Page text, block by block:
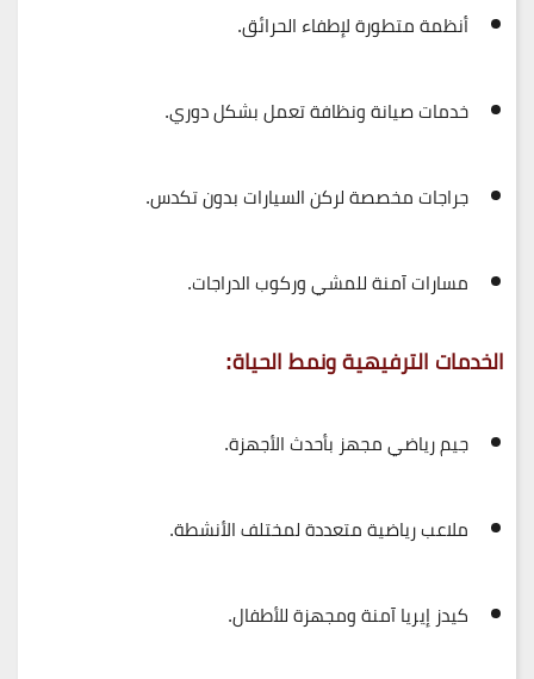
أنظمة متطورة لإطفاء الحرائق.
خدمات صيانة ونظافة تعمل بشكل دوري.
جراجات مخصصة لركن السيارات بدون تكدس.
مسارات آمنة للمشي وركوب الدراجات.
الخدمات الترفيهية ونمط الحياة:
جيم رياضي مجهز بأحدث الأجهزة.
ملاعب رياضية متعددة لمختلف الأنشطة.
كيدز إيريا آمنة ومجهزة للأطفال.